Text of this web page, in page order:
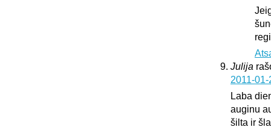
Julija
2011-
Laba
auginu
šilta ir